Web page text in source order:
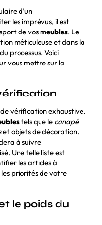
d’un
les imprévus, il est
de vosmeubles. Le
méticuleuse et dans la
processus. Voici
vous mettre sur la
vérification exhaustive.
tels que le canapé
et objets de décoration.
à suivre
Une telle liste est
les articles à
priorités de votre
le poids du